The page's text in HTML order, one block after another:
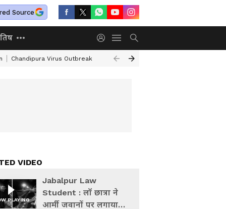
Source
Chandipura Virus Outbreak Atiq Ahmed Son Aban Ahmed Death
VIDEO
PLAYING
Jabalpur Law
Student : लॉ छात्रा ने
आर्मी जवानों पर लगाया